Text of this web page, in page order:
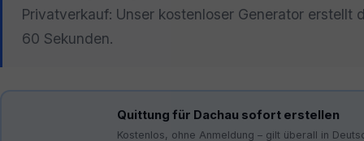
Privatverkauf: Unser kostenloser Generator erstellt
60 Sekunden.
Quittung für Dachau sofort erstellen
Kostenlos, ohne Anmeldung – gilt überall in